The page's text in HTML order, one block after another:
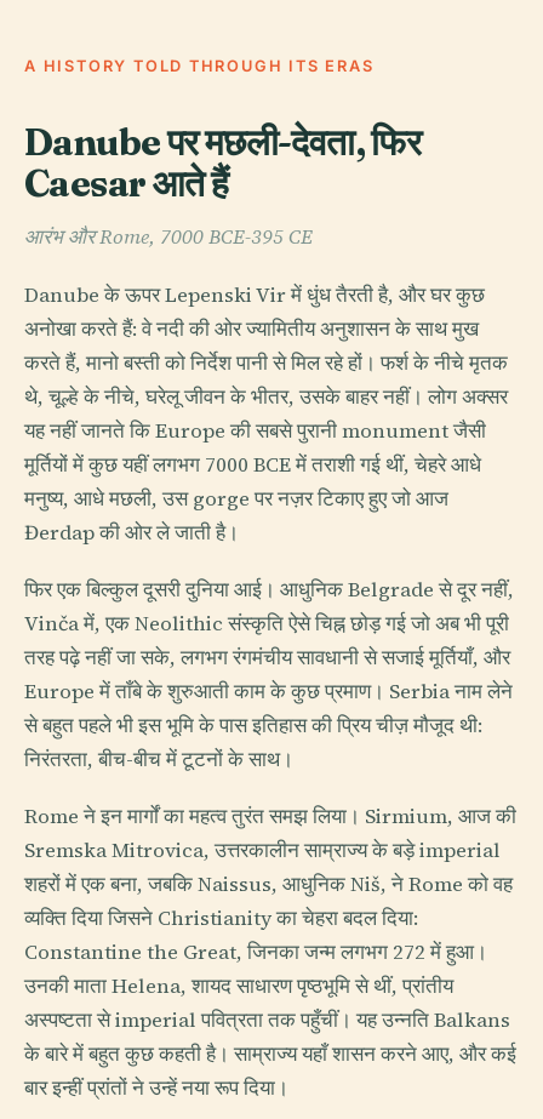
A HISTORY TOLD THROUGH ITS ERAS
Danube पर मछली-देवता, फिर
Caesar आते हैं
आरंभ और Rome, 7000 BCE-395 CE
Danube के ऊपर Lepenski Vir में धुंध तैरती है, और घर कुछ
अनोखा करते हैं: वे नदी की ओर ज्यामितीय अनुशासन के साथ मुख
करते हैं, मानो बस्ती को निर्देश पानी से मिल रहे हों। फर्श के नीचे मृतक
थे, चूल्हे के नीचे, घरेलू जीवन के भीतर, उसके बाहर नहीं। लोग अक्सर
यह नहीं जानते कि Europe की सबसे पुरानी monument जैसी
मूर्तियों में कुछ यहीं लगभग 7000 BCE में तराशी गई थीं, चेहरे आधे
मनुष्य, आधे मछली, उस gorge पर नज़र टिकाए हुए जो आज
Đerdap की ओर ले जाती है।
फिर एक बिल्कुल दूसरी दुनिया आई। आधुनिक Belgrade से दूर नहीं,
Vinča में, एक Neolithic संस्कृति ऐसे चिह्न छोड़ गई जो अब भी पूरी
तरह पढ़े नहीं जा सके, लगभग रंगमंचीय सावधानी से सजाई मूर्तियाँ, और
Europe में ताँबे के शुरुआती काम के कुछ प्रमाण। Serbia नाम लेने
से बहुत पहले भी इस भूमि के पास इतिहास की प्रिय चीज़ मौजूद थी:
निरंतरता, बीच-बीच में टूटनों के साथ।
Rome ने इन मार्गों का महत्व तुरंत समझ लिया। Sirmium, आज की
Sremska Mitrovica, उत्तरकालीन साम्राज्य के बड़े imperial
शहरों में एक बना, जबकि Naissus, आधुनिक Niš, ने Rome को वह
व्यक्ति दिया जिसने Christianity का चेहरा बदल दिया:
Constantine the Great, जिनका जन्म लगभग 272 में हुआ।
उनकी माता Helena, शायद साधारण पृष्ठभूमि से थीं, प्रांतीय
अस्पष्टता से imperial पवित्रता तक पहुँचीं। यह उन्नति Balkans
के बारे में बहुत कुछ कहती है। साम्राज्य यहाँ शासन करने आए, और कई
बार इन्हीं प्रांतों ने उन्हें नया रूप दिया।